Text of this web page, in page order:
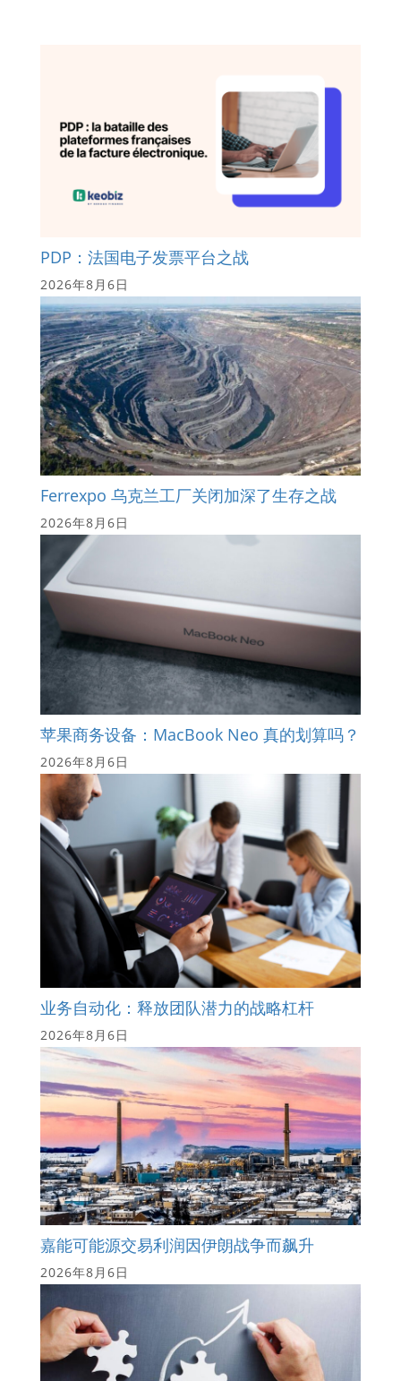
PDP：法国电子发票平台之战
2026年8月6日
Ferrexpo 乌克兰工厂关闭加深了生存之战
2026年8月6日
苹果商务设备：MacBook Neo 真的划算吗？
2026年8月6日
业务自动化：释放团队潜力的战略杠杆
2026年8月6日
嘉能可能源交易利润因伊朗战争而飙升
2026年8月6日